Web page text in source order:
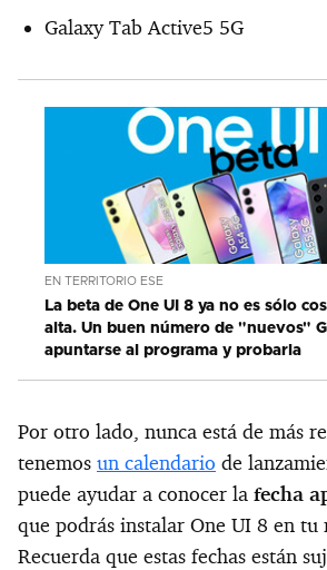
Galaxy Tab Active5 5G
EN TERRITORIO ESE
La beta de One UI 8 ya no es sólo
alta. Un buen número de "nuevos"
apuntarse al programa y probarla
Por otro lado, nunca está de más
tenemos un calendario de
puede ayudar a conocer la fecha
que podrás instalar One UI 8 en
Recuerda que estas fechas están